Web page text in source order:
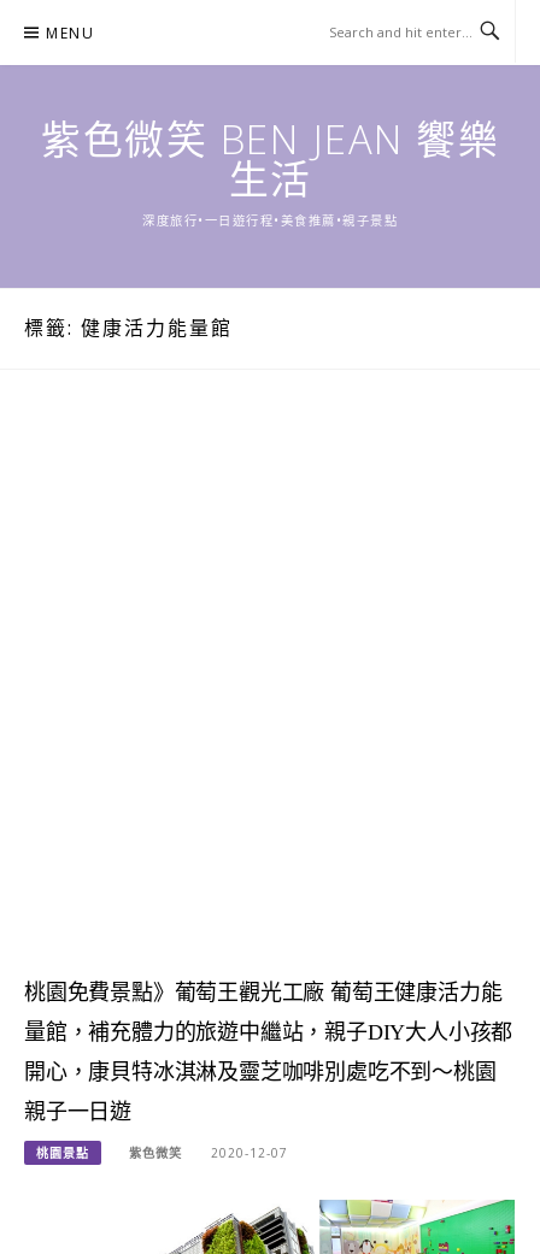
content
MENU
紫色微笑 BEN JEAN 饗樂
生活
深度旅行•一日遊行程•美食推薦•親子景點
標籤: 健康活力能量館
桃園免費景點》葡萄王觀光工廠 葡萄王健康活力能
量館，補充體力的旅遊中繼站，親子DIY大人小孩都
開心，康貝特冰淇淋及靈芝咖啡別處吃不到～桃園
親子一日遊
桃園景點 紫色微笑 2020-12-07